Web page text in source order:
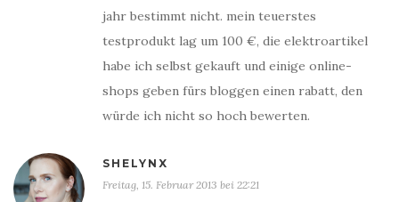
jahr bestimmt nicht. mein teuerstes
testprodukt lag um 100 €, die elektroartikel
habe ich selbst gekauft und einige online-
shops geben fürs bloggen einen rabatt, den
würde ich nicht so hoch bewerten.
SHELYNX
Freitag, 15. Februar 2013 bei 22:21